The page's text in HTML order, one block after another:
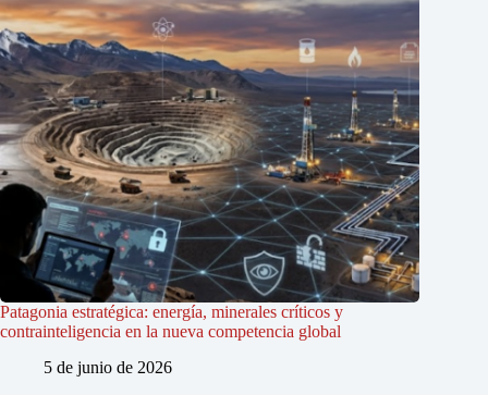
Patagonia estratégica: energía, minerales críticos y
contrainteligencia en la nueva competencia global
5 de junio de 2026